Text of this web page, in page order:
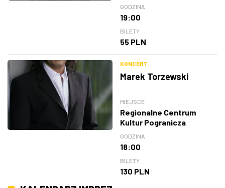
GODZINA
19:00
BILETY
55 PLN
KONCERT
Marek Torzewski
MIEJSCE
Regionalne Centrum
Kultur Pogranicza
GODZINA
18:00
BILETY
130 PLN